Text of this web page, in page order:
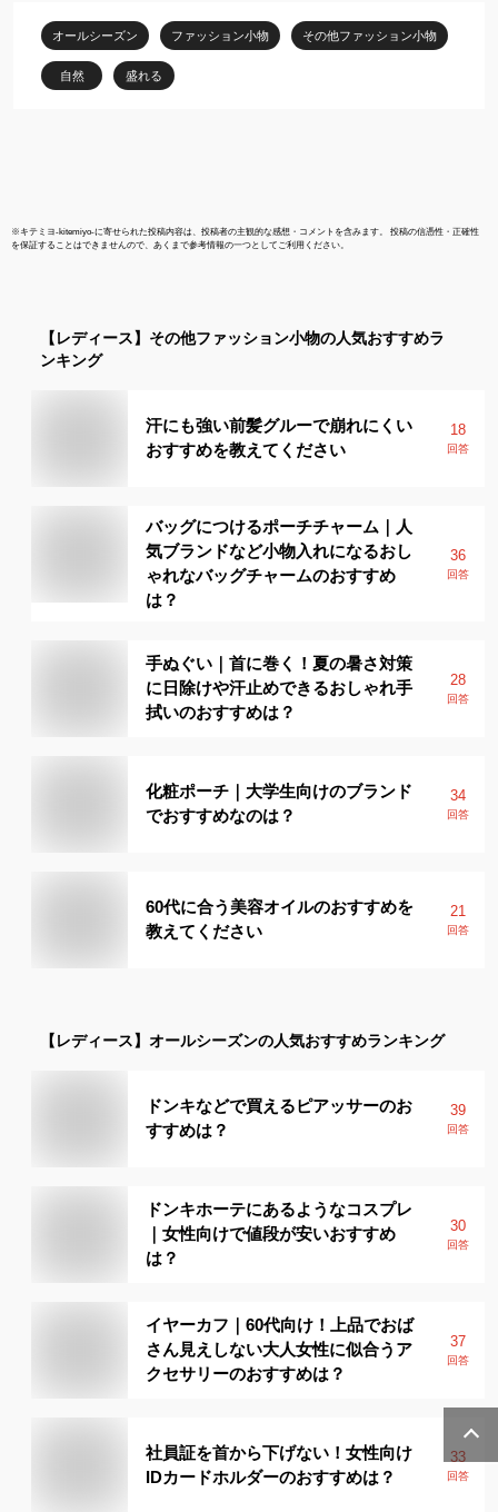
オールシーズン ファッション小物 その他ファッション小物
自然 盛れる
※キテミヨ-kitemiyo-に寄せられた投稿内容は、投稿者の主観的な感想・コメントを含みます。 投稿の信憑性・正確性
を保証することはできませんので、あくまで参考情報の一つとしてご利用ください。
【レディース】 その他ファッション小物の人気おすすめラ
ンキング
汗にも強い前髪グルーで崩れにくい
おすすめを教えてください
18
回答
バッグにつけるポーチチャーム｜人
気ブランドなど小物入れになるおし
ゃれなバッグチャームのおすすめ
は？
36
回答
手ぬぐい｜首に巻く！夏の暑さ対策
に日除けや汗止めできるおしゃれ手
拭いのおすすめは？
28
回答
化粧ポーチ｜大学生向けのブランド
でおすすめなのは？
34
回答
60代に合う美容オイルのおすすめを
教えてください
21
回答
【レディース】 オールシーズンの人気おすすめランキング
ドンキなどで買えるピアッサーのお
すすめは？
39
回答
ドンキホーテにあるようなコスプレ
｜女性向けで値段が安いおすすめ
は？
30
回答
イヤーカフ｜60代向け！上品でおば
さん見えしない大人女性に似合うア
クセサリーのおすすめは？
37
回答
社員証を首から下げない！女性向け
IDカードホルダーのおすすめは？
33
回答